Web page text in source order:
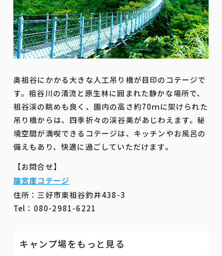
奥祖谷にかかる大きな人工吊り橋が目印のコテージで
す。祖谷川の清流と原生林に囲まれた静かな場所で、
祖谷渓の眺めも良く、園内の高さ約70ｍに架けられた
吊り橋からは、四季折々の渓谷美があじわえます。秘
境空間が満喫できるコテージは、キッチンやお風呂の
備えもあり、快適に過ごしていただけます。
【お問合せ】
龍宮崖コテージ
住所：三好市東祖谷釣井438-3
Tel：080-2981-6221
キャンプ場をもっと見る